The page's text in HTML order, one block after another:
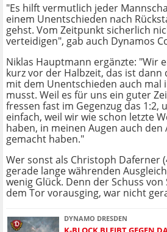
"Es hilft vermutlich jeder
einem Unentschieden nach
gehst. Vom Zeitpunkt sicherlich
verteidigen", gab auch Dynamos
Niklas Hauptmann ergänzte: "Wir
kurz vor der Halbzeit, das ist
mit dem Unentschieden auch mal
musst. Weil es für uns ein guter
fressen fast im Gegenzug das 1:2,
einfach, weil wir wie schon letzte
haben, in meinen Augen auch
gemacht haben."
Wer sonst als Christoph Daferner
gerade lange währenden
wenig Glück. Denn der Schuss von
dem Tor vorausging, war nicht
DYNAMO DRESDEN